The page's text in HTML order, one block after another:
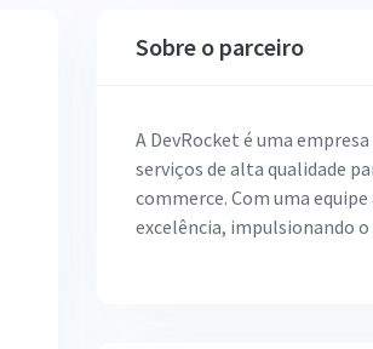
Sobre o parceiro
A DevRocket é uma
serviços de alta qualidade
commerce. Com uma
excelência, impulsionando o